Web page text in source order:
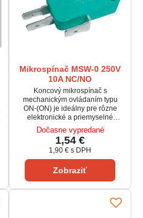
Mikrospínač MSW-0 250V
10A NC/NO
Koncový mikrospínač s
mechanickým ovládaním typu
ON-(ON) je ideálny pre rôzne
elektronické a priemyselné
aplikácie. Disponuje tromi
vývodmi – spoločný kontakt
(COM), spínací kontakt (NC) a
rozpínací kontakt (NO), čo
umožňuje flexibilné použitie.
Zvládne záťaž až 10 A pri 250 V
Dočasne vypredané
1,54 €
1,90 € s DPH
Zobraziť